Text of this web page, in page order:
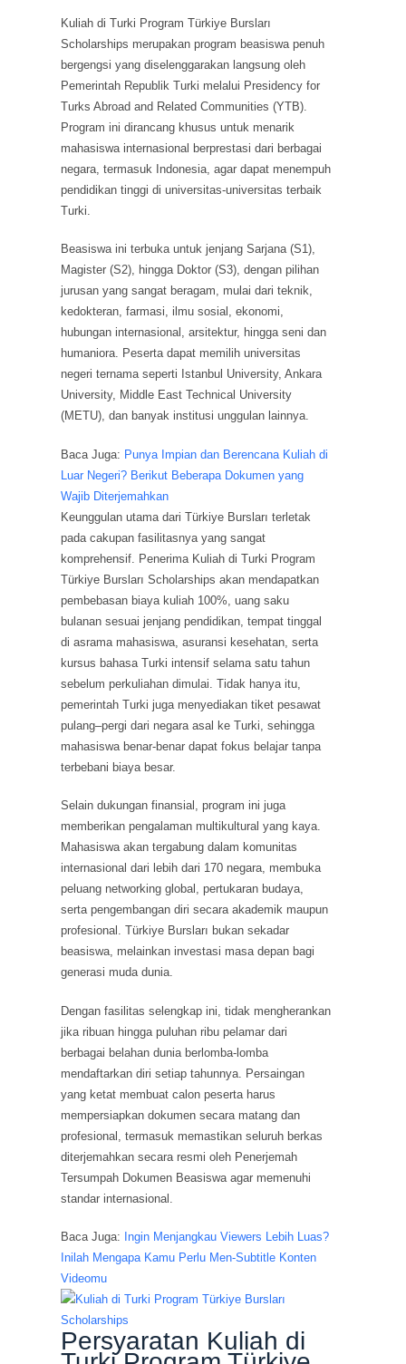
Kuliah di Turki Program Türkiye Bursları
Scholarships merupakan program beasiswa penuh
bergengsi yang diselenggarakan langsung oleh
Pemerintah Republik Turki melalui Presidency for
Turks Abroad and Related Communities (YTB).
Program ini dirancang khusus untuk menarik
mahasiswa internasional berprestasi dari berbagai
negara, termasuk Indonesia, agar dapat menempuh
pendidikan tinggi di universitas-universitas terbaik
Turki.
Beasiswa ini terbuka untuk jenjang Sarjana (S1),
Magister (S2), hingga Doktor (S3), dengan pilihan
jurusan yang sangat beragam, mulai dari teknik,
kedokteran, farmasi, ilmu sosial, ekonomi,
hubungan internasional, arsitektur, hingga seni dan
humaniora. Peserta dapat memilih universitas
negeri ternama seperti Istanbul University, Ankara
University, Middle East Technical University
(METU), dan banyak institusi unggulan lainnya.
Baca Juga: Punya Impian dan Berencana Kuliah di
Luar Negeri? Berikut Beberapa Dokumen yang
Wajib Diterjemahkan
Keunggulan utama dari Türkiye Bursları terletak
pada cakupan fasilitasnya yang sangat
komprehensif. Penerima Kuliah di Turki Program
Türkiye Bursları Scholarships akan mendapatkan
pembebasan biaya kuliah 100%, uang saku
bulanan sesuai jenjang pendidikan, tempat tinggal
di asrama mahasiswa, asuransi kesehatan, serta
kursus bahasa Turki intensif selama satu tahun
sebelum perkuliahan dimulai. Tidak hanya itu,
pemerintah Turki juga menyediakan tiket pesawat
pulang–pergi dari negara asal ke Turki, sehingga
mahasiswa benar-benar dapat fokus belajar tanpa
terbebani biaya besar.
Selain dukungan finansial, program ini juga
memberikan pengalaman multikultural yang kaya.
Mahasiswa akan tergabung dalam komunitas
internasional dari lebih dari 170 negara, membuka
peluang networking global, pertukaran budaya,
serta pengembangan diri secara akademik maupun
profesional. Türkiye Bursları bukan sekadar
beasiswa, melainkan investasi masa depan bagi
generasi muda dunia.
Dengan fasilitas selengkap ini, tidak mengherankan
jika ribuan hingga puluhan ribu pelamar dari
berbagai belahan dunia berlomba-lomba
mendaftarkan diri setiap tahunnya. Persaingan
yang ketat membuat calon peserta harus
mempersiapkan dokumen secara matang dan
profesional, termasuk memastikan seluruh berkas
diterjemahkan secara resmi oleh Penerjemah
Tersumpah Dokumen Beasiswa agar memenuhi
standar internasional.
Baca Juga: Ingin Menjangkau Viewers Lebih Luas?
Inilah Mengapa Kamu Perlu Men-Subtitle Konten
Videomu
Persyaratan Kuliah di